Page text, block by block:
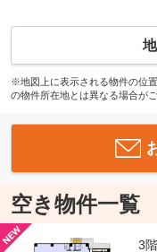
※地図上に表示される物件の位
の物件所在地とは異なる場合がご
空き物件一覧
3階